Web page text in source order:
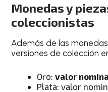
Monedas y
coleccionistas
Además de las
versiones de colección
Oro:valor
Plata: valor